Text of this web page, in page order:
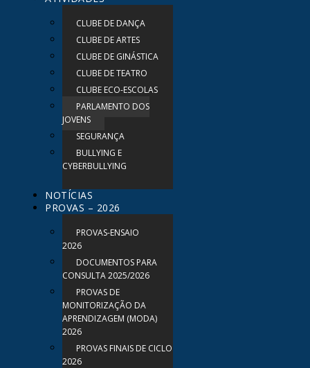
CLUBE DE DANÇA
CLUBE DE ARTES
CLUBE DE GINÁSTICA
CLUBE DE TEATRO
CLUBE ECO-ESCOLAS
PARLAMENTO DOS
JOVENS
SEGURANÇA
BULLYING E
CYBERBULLYING
NOTÍCIAS
PROVAS – 2026
PROVAS-ENSAIO
2026
DOCUMENTOS PARA
CONSULTA 2025/2026
PROVAS DE
MONITORIZAÇÃO DA
APRENDIZAGEM (MODA)
2026
PROVAS FINAIS DE CICLO
2026